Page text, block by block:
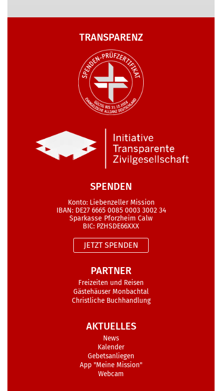
TRANSPARENZ
SPENDEN
Konto: Liebenzeller Mission
IBAN: DE27 6665 0085 0003 3002 34
Sparkasse Pforzheim Calw
BIC: PZHSDE66XXX
JETZT SPENDEN
PARTNER
Freizeiten und Reisen
Gästehäuser Monbachtal
Christliche Buchhandlung
AKTUELLES
News
Kalender
Gebetsanliegen
App "Meine Mission"
Webcam